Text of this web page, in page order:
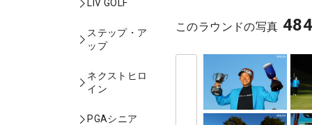
LIV GOLF
ステップ・ア
ップ
ネクストヒロ
イン
PGAシニア
このラウンドの写真